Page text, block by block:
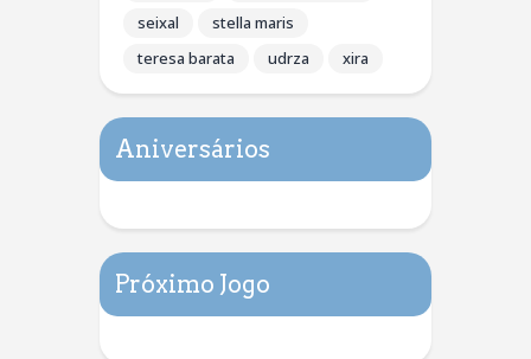
seixal
stella maris
teresa barata
udrza xira
Aniversários
Próximo Jogo